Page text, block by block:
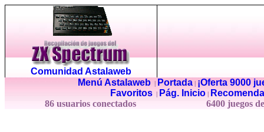
Comunidad Astalaweb
Menú Astalaweb| Portada|
¡Oferta 9000
Favoritos
Pág. Inicio
86 usuarios conectados
6400 juegos